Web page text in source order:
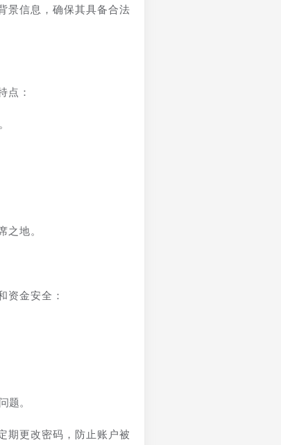
景信息，确保其具备合法
点：
之地。
资金安全：
题。
期更改密码，防止账户被